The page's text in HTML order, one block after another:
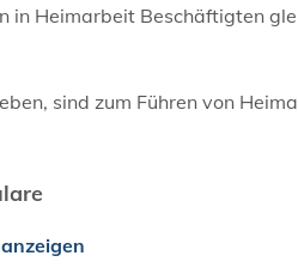
in Heimarbeit Beschäftigten
sind zum Führen von